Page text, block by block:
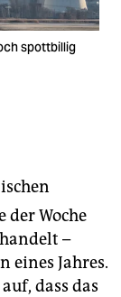
spottbillig
der Woche
–
eines Jahres.
dass das